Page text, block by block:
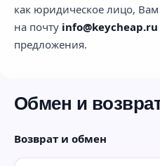
как юридическое лицо,
на почту info@keycheap.ru
предложения.
Обмен и
Возврат и обмен